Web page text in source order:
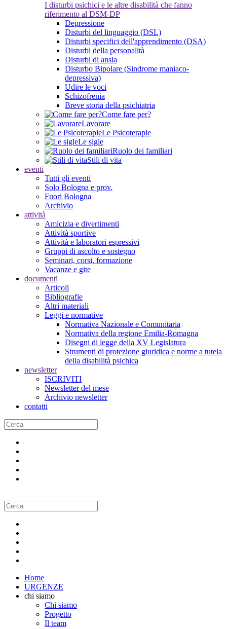
I disturbi psichici e le altre disabilità che fanno
riferimento al DSM-DP
Depressione
Disturbi del linguaggio (DSL)
Disturbi specifici dell'apprendimento (DSA)
Disturbi della personalità
Disturbi di ansia
Disturbo Bipolare (Sindrome maniaco-
depressiva)
Udire le voci
Schizofrenia
Breve storia della psichiatria
Come fare per?
Lavorare
Le Psicoterapie
Le sigle
Ruolo dei familiari
Stili di vita
eventi
Tutti gli eventi
Solo Bologna e prov.
Fuori Bologna
Archivio
attività
Amicizia e divertimenti
Attività sportive
Attività e laboratori espressivi
Gruppi di ascolto e sostegno
Seminari, corsi, formazione
Vacanze e gite
documenti
Articoli
Bibliografie
Altri materiali
Leggi e normative
Normativa Nazionale e Comunitaria
Normativa della regione Emilia-Romagna
Disegni di legge della XV Legislatura
Strumenti di protezione giuridica e norme a tutela
della disabilità psichica
newsletter
ISCRIVITI
Newsletter del mese
Archivio newsletter
contatti
Home
URGENZE
chi siamo
Chi siamo
Progetto
Il team